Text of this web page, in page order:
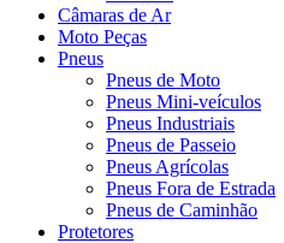
Câmaras de Ar
Moto Peças
Pneus
Pneus de Moto
Pneus Mini-veículos
Pneus Industriais
Pneus de Passeio
Pneus Agrícolas
Pneus Fora de Estrada
Pneus de Caminhão
Protetores